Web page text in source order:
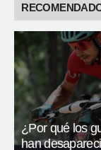
¿Por qué los
han